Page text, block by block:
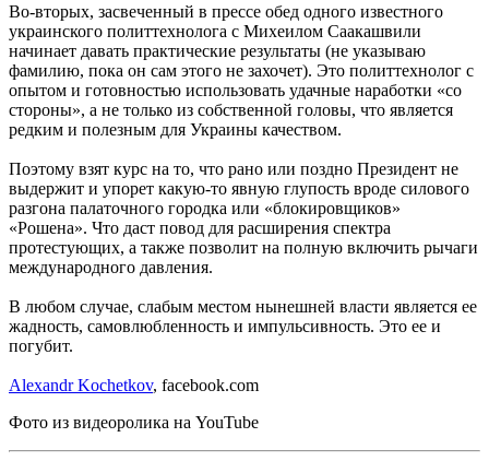
Во-вторых, засвеченный в прессе обед одного известного
украинского политтехнолога с Михеилом Саакашвили
начинает давать практические результаты (не указываю
фамилию, пока он сам этого не захочет). Это политтехнолог с
опытом и готовностью использовать удачные наработки «со
стороны», а не только из собственной головы, что является
редким и полезным для Украины качеством.
Поэтому взят курс на то, что рано или поздно Президент не
выдержит и упорет какую-то явную глупость вроде силового
разгона палаточного городка или «блокировщиков»
«Рошена». Что даст повод для расширения спектра
протестующих, а также позволит на полную включить рычаги
международного давления.
В любом случае, слабым местом нынешней власти является ее
жадность, самовлюбленность и импульсивность. Это ее и
погубит.
Alexandr Kochetkov, facebook.com
Фото из видеоролика на YouTube